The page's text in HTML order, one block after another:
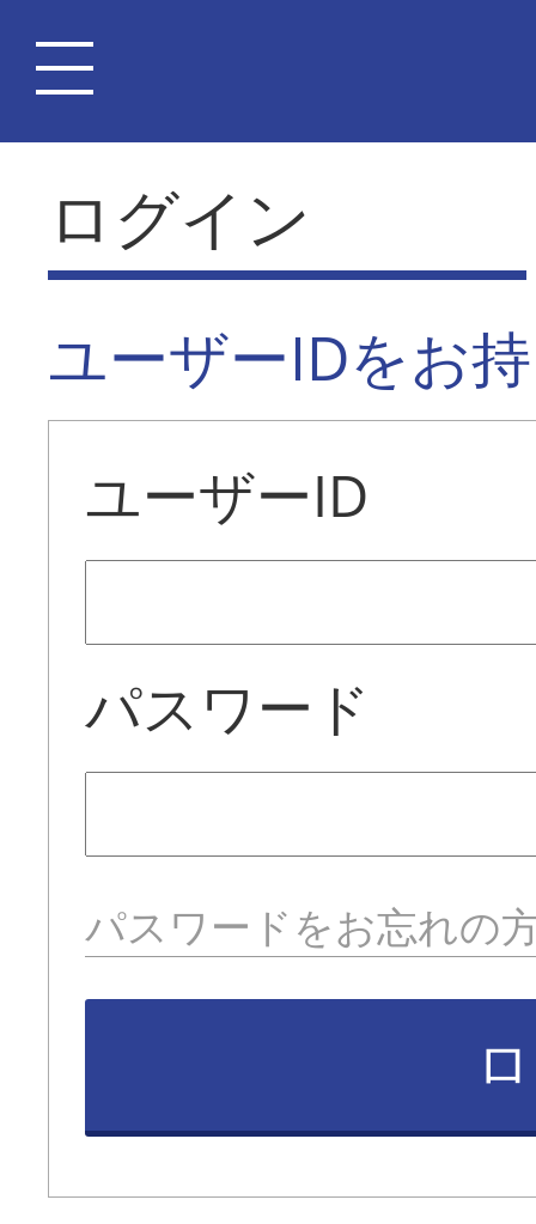
ログイン
ユーザーIDをお
ユーザーID
パスワード
パスワードをお忘れの